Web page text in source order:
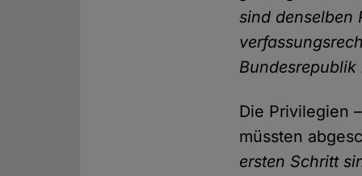
sind denselben
Die Privilegien
müssten
ersten Schritt